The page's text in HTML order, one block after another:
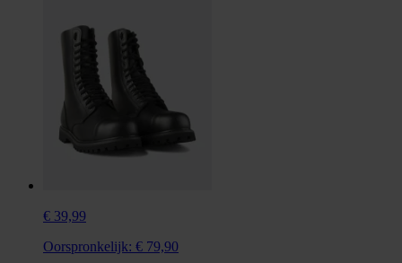
€ 39,99
Oorspronkelijk: € 79,90